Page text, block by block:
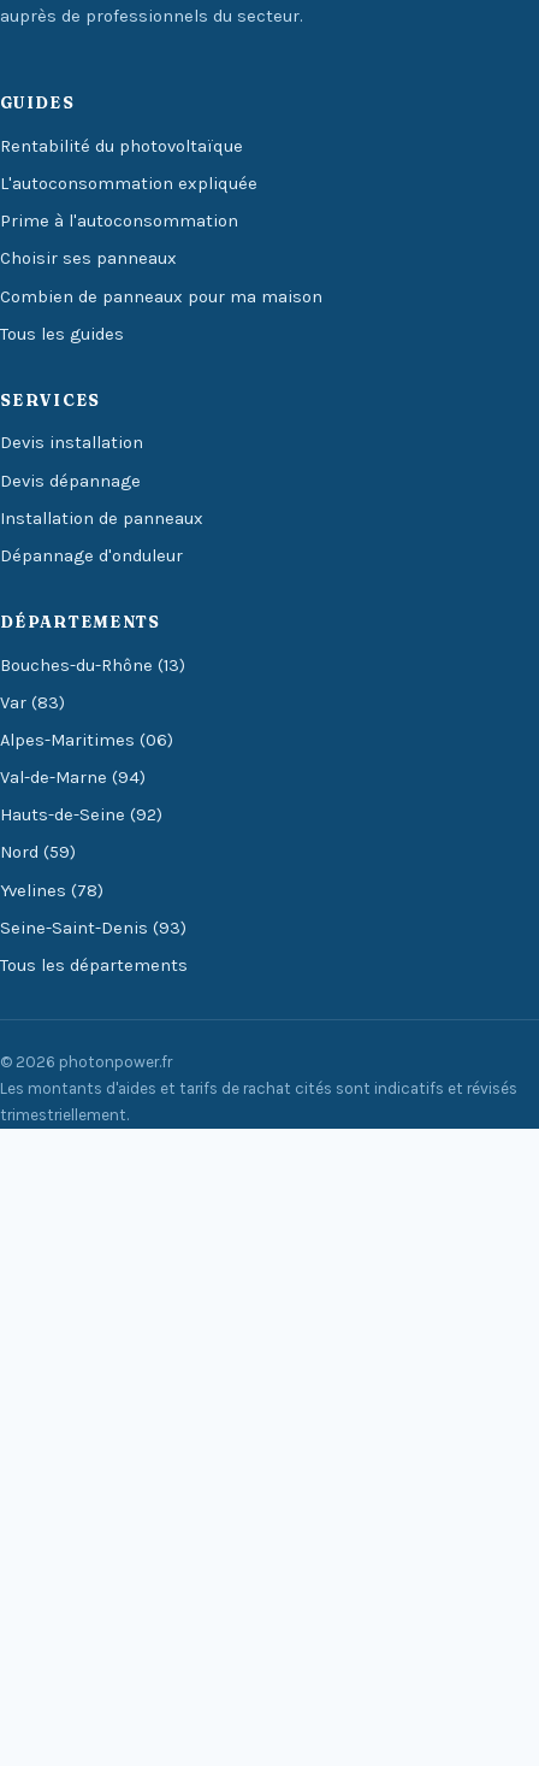
auprès de professionnels du secteur.
GUIDES
Rentabilité du photovoltaïque
L'autoconsommation expliquée
Prime à l'autoconsommation
Choisir ses panneaux
Combien de panneaux pour ma maison
Tous les guides
SERVICES
Devis installation
Devis dépannage
Installation de panneaux
Dépannage d'onduleur
DÉPARTEMENTS
Bouches-du-Rhône (13)
Var (83)
Alpes-Maritimes (06)
Val-de-Marne (94)
Hauts-de-Seine (92)
Nord (59)
Yvelines (78)
Seine-Saint-Denis (93)
Tous les départements
© 2026 photonpower.fr
Les montants d'aides et tarifs de rachat cités sont indicatifs et révisés
trimestriellement.